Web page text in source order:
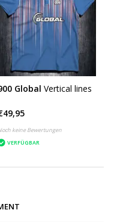
Global Vertical lines
keine Bewertungen
VERFÜGBAR